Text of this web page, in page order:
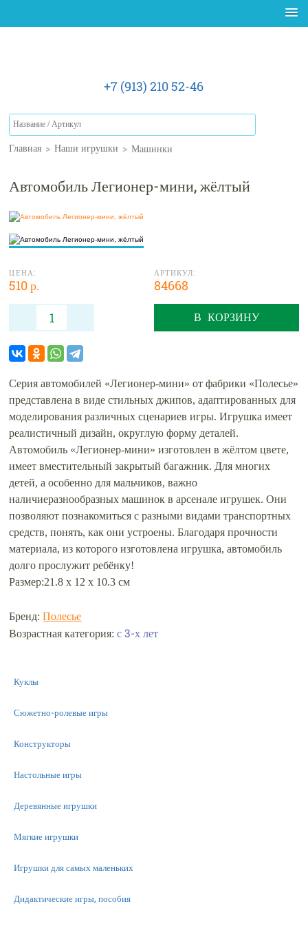
+7 (913) 210 52-46
Главная > Наши игрушки > Машинки
Автомобиль Легионер-мини, жёлтый
ЦЕНА:
510 р.
АРТИКУЛ:
84668
В КОРЗИНУ
Серия автомобилей «Легионер-мини» от фабрики «Полесье»
представлена в виде стильных джипов, адаптированных для
моделирования различных сценариев игры. Игрушка имеет
реалистичный дизайн, округлую форму деталей.
Автомобиль «Легионер-мини» изготовлен в жёлтом цвете,
имеет вместительный закрытый багажник. Для многих
детей, а особенно для мальчиков, важно
наличиеразнообразных машинок в арсенале игрушек. Они
позволяют познакомиться с разными видами транспортных
средств, понять, как они устроены. Благодаря прочности
материала, из которого изготовлена игрушка, автомобиль
долго прослужит ребёнку!
Размер:21.8 х 12 х 10.3 см
Бренд:Полесье
Возрастная категория:с 3-х лет
Куклы
Сюжетно-ролевые игры
Конструкторы
Настольные игры
Деревянные игрушки
Мягкие игрушки
Игрушки для самых маленьких
Дидактические игры, пособия